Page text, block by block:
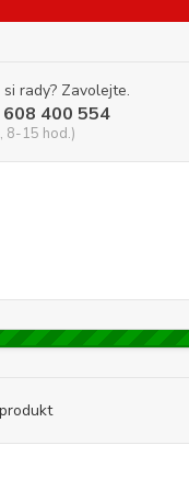
rady? Zavolejte.
400 554
8-15 hod.)